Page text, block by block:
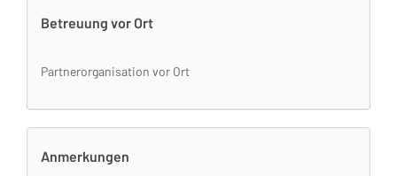
Betreuung vor Ort
Partnerorganisation vor Ort
Anmerkungen